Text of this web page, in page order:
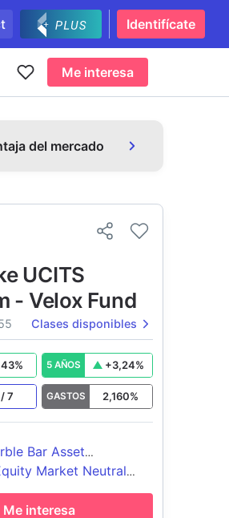
Identifícate
Me interesa
del mercado
UCITS
- Velox Fund
Clases disponibles
% 5 AÑOS +3,24%
7 GASTOS 2,160%
Bar Asset
LLP Market Neutral
Me interesa